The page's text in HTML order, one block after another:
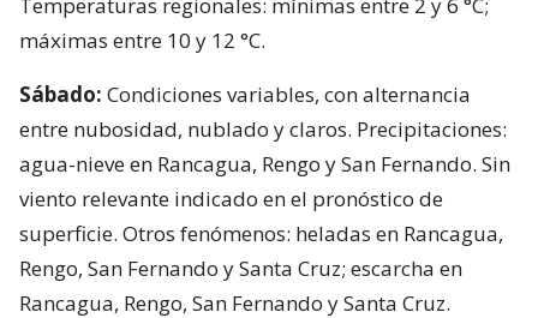
máximas entre 10 y 12 °C.
Sábado: Condiciones variables, con alternancia
entre nubosidad, nublado y claros. Precipitaciones:
agua-nieve en Rancagua, Rengo y San Fernando. Sin
viento relevante indicado en el pronóstico de
superficie. Otros fenómenos: heladas en Rancagua,
Rengo, San Fernando y Santa Cruz; escarcha en
Rancagua, Rengo, San Fernando y Santa Cruz.